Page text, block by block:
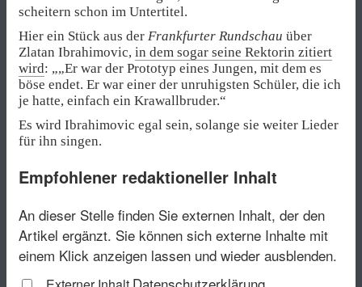
scheitern schon im Untertitel.
Hier ein Stück aus der Frankfurter Rundschau über
Zlatan Ibrahimovic, in dem sogar seine Rektorin zitiert
wird: „„Er war der Prototyp eines Jungen, mit dem es
böse endet. Er war einer der unruhigsten Schüler, die ich
je hatte, einfach ein Krawallbruder.“
Es wird Ibrahimovic egal sein, solange sie weiter Lieder
für ihn singen.
Empfohlener redaktioneller Inhalt
An dieser Stelle finden Sie externen Inhalt, der den
Artikel ergänzt. Sie können sich externe Inhalte mit
einem Klick anzeigen lassen und wieder ausblenden.